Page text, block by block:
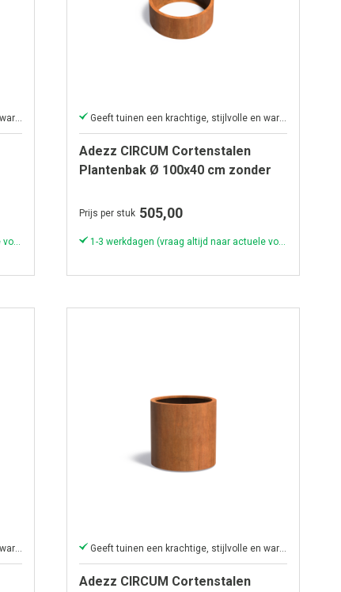
Geeft tuinen een krachtige, stijlvolle en warme uitstraling. Geeft tuinen een krachtige, stijlvolle en warme uitstraling.
Adezz CIRCUM Cortenstalen
Plantenbak Ø 100x40 cm zonder
Prijs per stuk 505,00
1-3 werkdagen (vraag altijd naar actuele voorraad & levertijd!)
Geeft tuinen een krachtige, stijlvolle en warme uitstraling. Geeft tuinen een krachtige, stijlvolle en warme uitstraling.
Adezz CIRCUM Cortenstalen